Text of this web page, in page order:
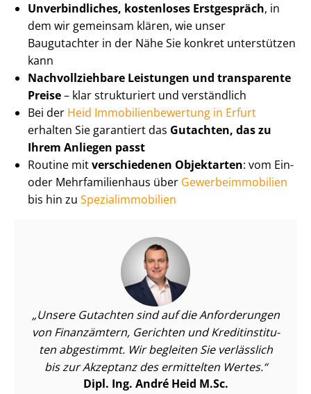
Unverbindliches, kostenloses Erstgespräch, in
dem wir gemeinsam klären, wie unser
Baugutachter in der Nähe Sie konkret unterstützen
kann
Nach­voll­zieh­ba­re Leistungen und transparente
Preise– klar strukturiert und verständlich
Bei der Heid Im­mo­bi­li­en­be­wer­tung in Erfurt
erhalten Sie garantiert das Gutachten, das zu
Ihrem Anliegen passt
Routine mitverschiedenen Objektarten: vom Ein-
oder Mehr­fa­mi­li­en­haus über Ge­wer­be­im­mo­bi­li­en
bis hin zu Spe­zi­al­im­mo­bi­li­en
Unsere Gutachten sind auf die Anforderungen
von Finanzämtern, Gerichten und Kre­dit­in­sti­tu­
ten abgestimmt. Wir begleiten Sie verlässlich
bis zur Akzeptanz des ermittelten Wertes.
Dipl. Ing. André Heid M.Sc.